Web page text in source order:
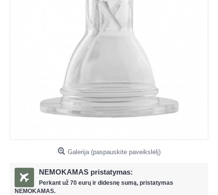
Galerija (paspauskite paveikslėlį)
NEMOKAMAS pristatymas:
Perkant už 70 eurų ir didesnę sumą, pristatymas
NEMOKAMAS.